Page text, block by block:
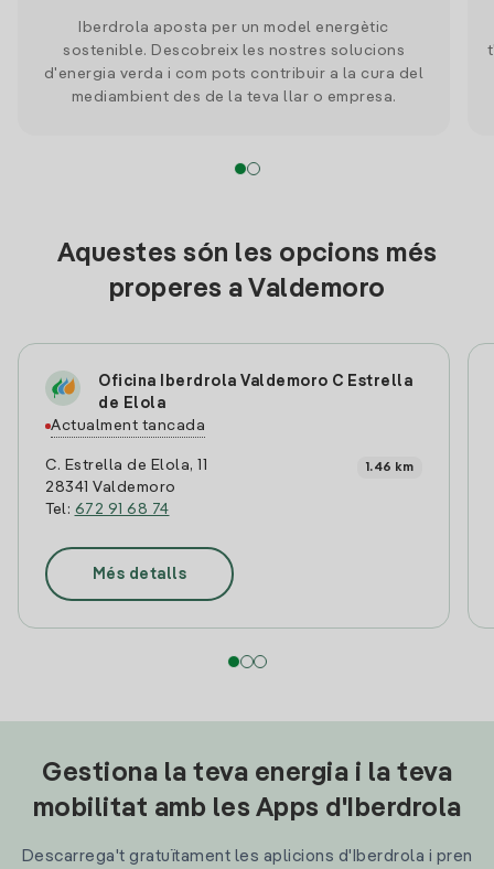
Iberdrola aposta per un model energètic
sostenible. Descobreix les nostres solucions
d'energia verda i com pots contribuir a la cura del
mediambient des de la teva llar o empresa.
Aquestes són les opcions més
properes a Valdemoro
Oficina Iberdrola Valdemoro C Estrella
de Elola
Actualment tancada
C. Estrella de Elola, 11
28341 Valdemoro
Tel: 672 91 68 74
1.46 km
Més detalls
Gestiona la teva energia i la teva
mobilitat amb les Apps d'Iberdrola
Descarrega't gratuïtament les aplicions d'Iberdrola i pren